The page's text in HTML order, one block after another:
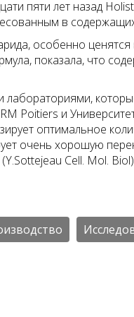
пяти лет назад
в
особенно
показала, что
лабораториями,
Poitiers и
оптимальное
очень хорошую
Cell. Mol.